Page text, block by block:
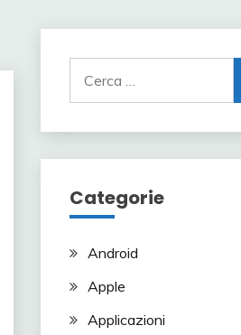
per:
Categorie
Android
Apple
Applicazioni